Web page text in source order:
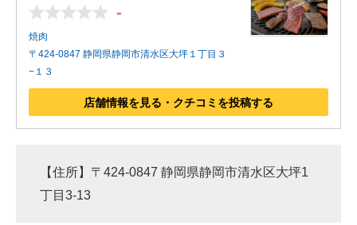
-
焼肉
〒424-0847 静岡県静岡市清水区大坪１丁目３
−１３
店舗情報を見る・クチコミを投稿する
【住所】〒424-0847 静岡県静岡市清水区大坪1
丁目3-13